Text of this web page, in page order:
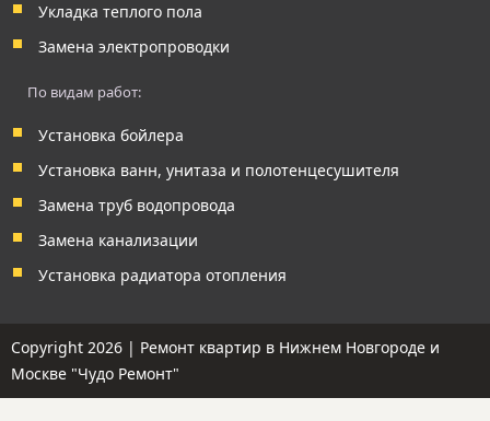
Укладка теплого пола
Замена электропроводки
По видам работ:
Установка бойлера
Установка ванн, унитаза и полотенцесушителя
Замена труб водопровода
Замена канализации
Установка радиатора отопления
Copyright 2026 | Ремонт квартир в Нижнем Новгороде и
Москве "Чудо Ремонт"